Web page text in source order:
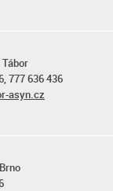
Tábor
777 636 436
asyn.cz